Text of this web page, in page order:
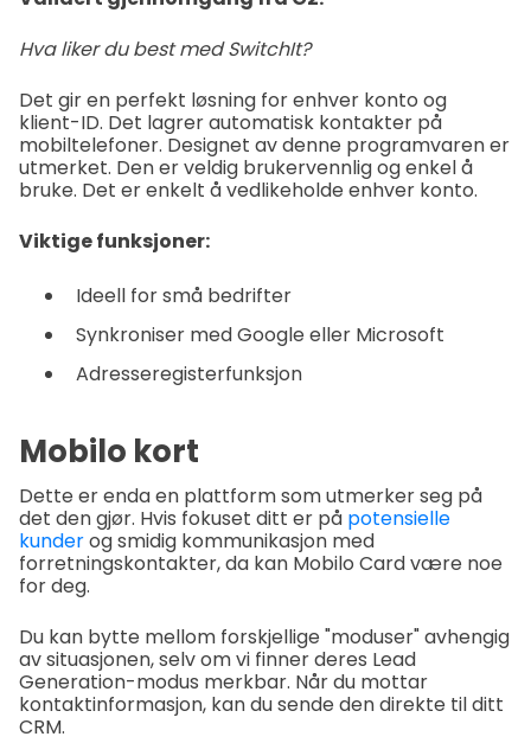
Hva liker du best med SwitchIt?
Det gir en perfekt løsning for enhver konto og
klient-ID. Det lagrer automatisk kontakter på
mobiltelefoner. Designet av denne programvaren er
utmerket. Den er veldig brukervennlig og enkel å
bruke. Det er enkelt å vedlikeholde enhver konto.
Viktige funksjoner:
Ideell for små bedrifter
Synkroniser med Google eller Microsoft
Adresseregisterfunksjon
Mobilo kort
Dette er enda en plattform som utmerker seg på
det den gjør. Hvis fokuset ditt er på potensielle
kunderog smidig kommunikasjon med
forretningskontakter, da kan Mobilo Card være noe
for deg.
Du kan bytte mellom forskjellige "moduser" avhengig
av situasjonen, selv om vi finner deres Lead
Generation-modus merkbar. Når du mottar
kontaktinformasjon, kan du sende den direkte til ditt
CRM.